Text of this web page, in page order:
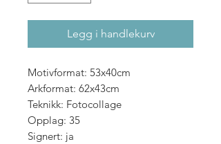
Legg i handlekurv
Motivformat: 53x40cm
Arkformat: 62x43cm
Teknikk: Fotocollage
Opplag: 35
Signert: ja